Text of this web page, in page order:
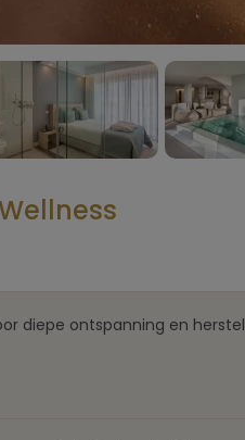
diepe ontspanning en herstel